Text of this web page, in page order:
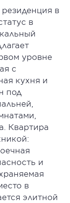
в
в
уровне
с
кухня и
под
Квартира
и
в
элитной